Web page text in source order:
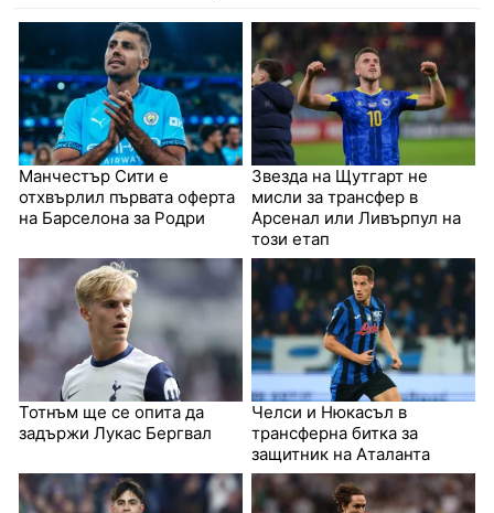
Манчестър Сити е
отхвърлил първата оферта
на Барселона за Родри
Звезда на Щутгарт не
мисли за трансфер в
Арсенал или Ливърпул на
този етап
Тотнъм ще се опита да
задържи Лукас Бергвал
Челси и Нюкасъл в
трансферна битка за
защитник на Аталанта